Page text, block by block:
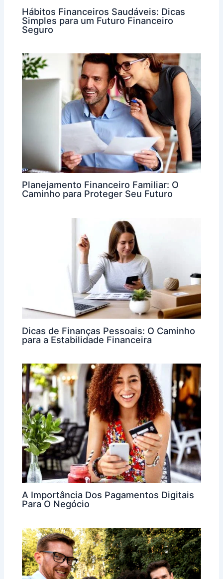
Hábitos Financeiros Saudáveis: Dicas
Simples para um Futuro Financeiro
Seguro
Planejamento Financeiro Familiar: O
Caminho para Proteger Seu Futuro
Dicas de Finanças Pessoais: O Caminho
para a Estabilidade Financeira
A Importância Dos Pagamentos Digitais
Para O Negócio